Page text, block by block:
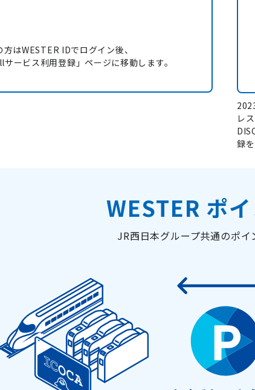
はWESTER IDでログイン後、
サービス利用登録」ページに移動します。
レ
録
WESTER ポ
JR西日本グループ共通のポ